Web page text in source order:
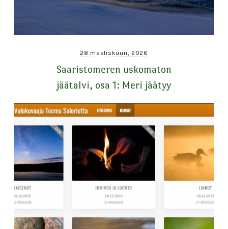
28 maaliskuun, 2026
Saaristomeren uskomaton
jäätalvi, osa 1: Meri jäätyy